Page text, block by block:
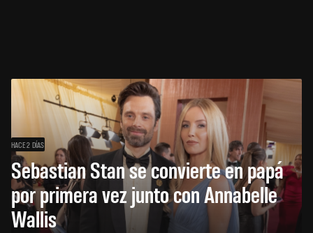
HACE 2 DÍAS
Sebastian Stan se convierte en papá
por primera vez junto con Annabelle
Wallis